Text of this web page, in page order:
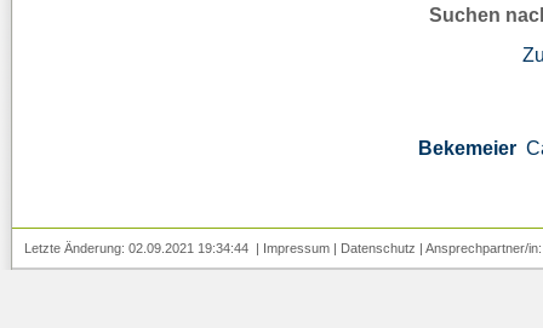
Suchen
Bekemeier
Letzte Änderung: 02.09.2021 19:34:44 | Impressum | Datenschutz | Ansprechpartner/